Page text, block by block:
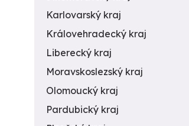
Karlovarský kraj
Královehradecký kraj
Liberecký kraj
Moravskoslezský kraj
Olomoucký kraj
Pardubický kraj